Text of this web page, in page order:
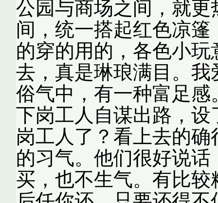
公园与商场之间，就
间，统一搭起红色凉
的穿的用的，各色小
去，真是琳琅满目。
俗气中，有一种富足
下岗工人自谋出路，
岗工人了？看上去的
的习气。他们很好说
买，也不生气。有比